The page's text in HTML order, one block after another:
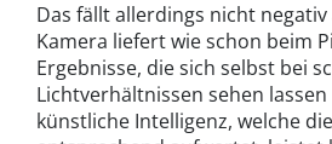
Das fällt allerdings nicht
Kamera liefert wie schon beim
Ergebnisse, die sich selbst bei
Lichtverhältnissen sehen
künstliche Intelligenz, welche